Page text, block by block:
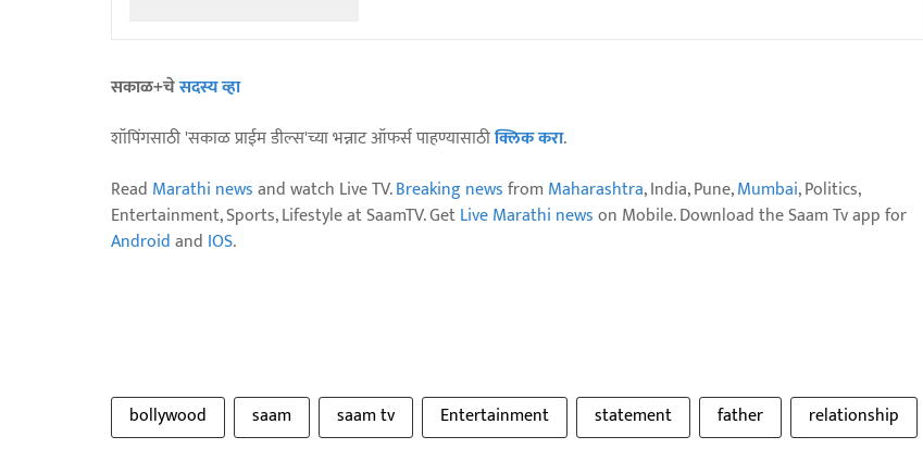
सकाळ+चेसदस्य व्हा
शॉपिंगसाठी 'सकाळ प्राईम डील्स'च्या भन्नाट ऑफर्स पाहण्यासाठीक्लिक करा.
Read Marathi newsand watch Live TV.Breaking newsfrom Maharashtra, India, Pune,Mumbai, Politics,
Entertainment, Sports, Lifestyle at SaamTV. GetLive Marathi newson Mobile. Download the Saam Tv app for
Androidand IOS.
bollywood saam saam tv Entertainment statement father relationship